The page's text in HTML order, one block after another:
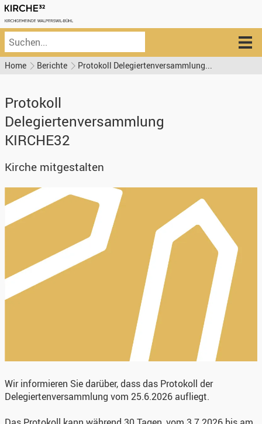
Home Berichte Protokoll Delegiertenversammlung...
Protokoll
Delegiertenversammlung
KIRCHE32
Kirche mitgestalten
Wir informieren Sie darüber, dass das Protokoll der
Delegiertenversammlung vom 25.6.2026 aufliegt.